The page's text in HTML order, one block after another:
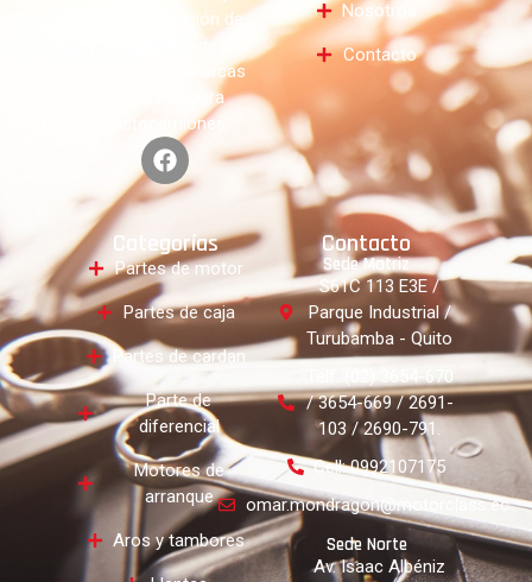
comercialización de
repuestos de
reconocidas marcas
mundiales para
tractocamiones.
Nosotros
Contacto
Categorías
Partes de motor
Partes de caja
Partes de cardan
Parte de
diferencial
Motores de
arranque
Aros y tambores
Contacto
Sede Matriz
S61C 113 E3E /
Parque Industrial /
Turubamba - Quito
Telf: (02) 3654-670
/ 3654-669 / 2691-
103 / 2690-791.
Cell: 0992107175
omar.mondragon@motorclass.ec
Sede Norte
Av. Isaac Albéniz